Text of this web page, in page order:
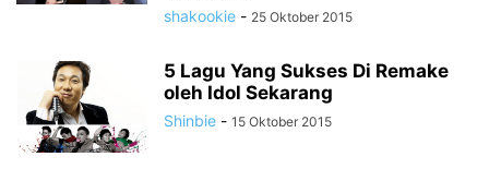
shakookie - 25 Oktober 2015
5 Lagu Yang Sukses Di Remake
oleh Idol Sekarang
Shinbie - 15 Oktober 2015